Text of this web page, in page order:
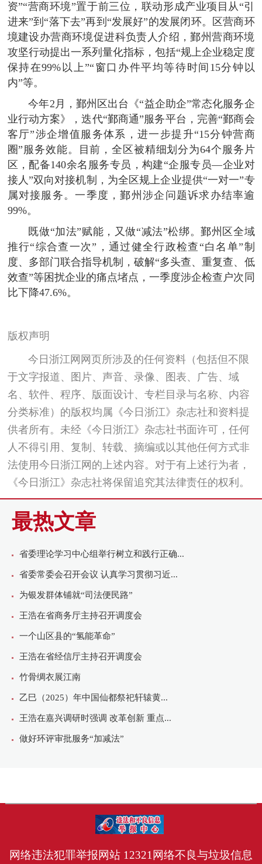
资”“营商环境”置于前三位，联动形成产业项目从“引
进来”到“落下去”再到“发展好”的发展闭环。区营商环
境建设办营商环境促进科负责人介绍，鄞州营商环境
攻坚行动提出一系列量化指标，包括“规上企业稳定度
保持在99%以上”“窗口办件平均等待时间15分钟以
内”等。
今年2月，鄞州区出台《“益企助企”常态化服务企
业行动方案》，迭代“鄞商通”服务平台，完善“鄞商会
客厅”涉企增值服务体系，进一步提升“15分钟营商
圈”服务效能。目前，全区被精细划分为64个服务片
区，配备140余名服务专员，构建“企服专员—企业对
接人”双向对接机制，为全区规上企业提供“一对一”专
属对接服务。一季度，鄞州涉企问题诉求办结率逾
99%。
既做“加法”赋能，又做“减法”松绑。鄞州区全域
推行“综合查一次”，通过健全行政检查“白名单”制
度、多部门联合指导机制，破解“多头查、重复查、低
效查”等困扰企业的痛点堵点，一季度涉企检查户次同
比下降47.6%。
版权声明
今日浙江网网页所涉及的任何资料（包括但不限
于文字报道、图片、声音、录像、图表、广告、域
名、软件、程序、版面设计、专栏目录与名称、内容
分类标准）的版权均属《今日浙江》杂志社和资料提
供者所有。未经《今日浙江》杂志社书面许可，任何
人不得引用、复制、转载、摘编或以其他任何方式非
法使用今日浙江网的上述内容。对于有上述行为者，
《今日浙江》杂志社将保留追究其法律责任的权利。
最热文章
网络违法犯罪举报网站 12321网络不良与垃圾信息